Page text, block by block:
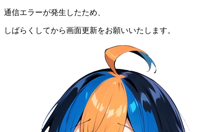
通信エラーが発生したため、
しばらくしてから画面更新をお願いいたします。